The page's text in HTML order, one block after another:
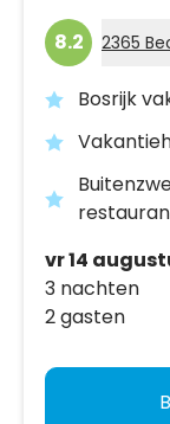
8.2 2365
Bosrijk
vr 14
3 nachten
2 gasten